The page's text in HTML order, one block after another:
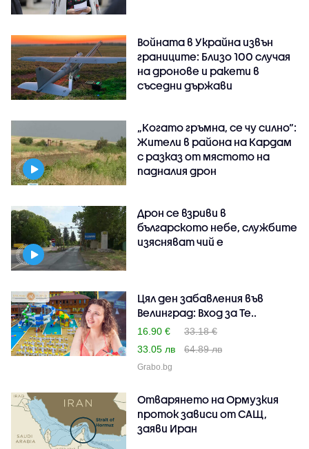
Войната в Украйна извън
границите: Близо 100 случая
на дронове и ракети в
съседни държави
„Когато гръмна, се чу силно“:
Жители в района на Кардам
с разказ от мястото на
падналия дрон
Дрон се взриви в
българското небе, службите
изясняват чий е
Цял ден забавления във
Велинград: Вход за Те..
16.90 €
33.18 €
33.05 лв
64.89 лв
Grabo.bg
Отварянето на Ормузкия
проток зависи от САЩ,
заяви Иран